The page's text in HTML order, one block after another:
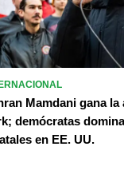
Mamdani gana la
demócratas
en EE. UU.